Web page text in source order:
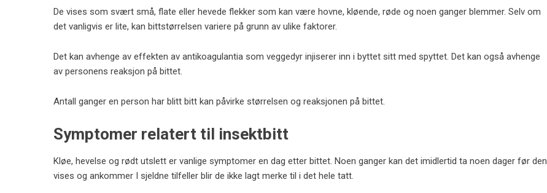
De vises som svært små, flate eller hevede flekker som kan være hovne, kløende, røde og noen ganger blemmer. Selv om
det vanligvis er lite, kan bittstørrelsen variere på grunn av ulike faktorer.
Det kan avhenge av effekten av antikoagulantia som veggedyr injiserer inn i byttet sitt med spyttet. Det kan også avhenge
av personens reaksjon på bittet.
Antall ganger en person har blitt bitt kan påvirke størrelsen og reaksjonen på bittet.
Symptomer relatert til insektbitt
Kløe, hevelse og rødt utslett er vanlige symptomer en dag etter bittet. Noen ganger kan det imidlertid ta noen dager før den
vises og ankommer I sjeldne tilfeller blir de ikke lagt merke til i det hele tatt.